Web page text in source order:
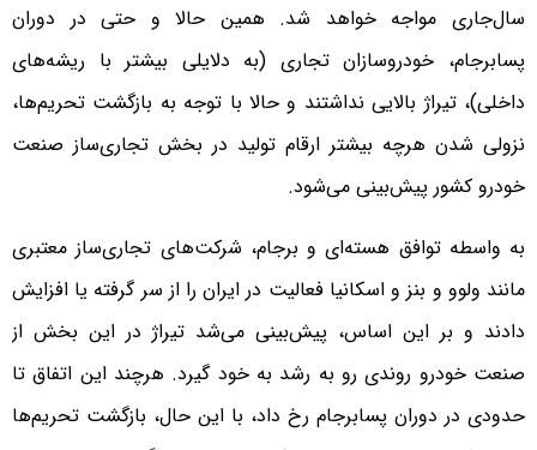
سال‌جاری مواجه خواهد شد. همین حالا و حتی در دوران
پسابرجام، خودروسازان تجاری (به دلایلی بیشتر با ریشه‌های
داخلی)، تیراژ بالایی نداشتند و حالا با توجه به بازگشت تحریم‌ها،
نزولی شدن هرچه بیشتر ارقام تولید در بخش تجاری‌ساز صنعت
خودرو کشور پیش‌بینی می‌شود.
به واسطه توافق هسته‌ای و برجام، شرکت‌های تجاری‌ساز معتبری
مانند ولوو و بنز و اسکانیا فعالیت در ایران را از سر گرفته یا افزایش
دادند و بر این اساس، پیش‌بینی می‌شد تیراژ در این بخش از
صنعت خودرو روندی رو به رشد به خود گیرد. هرچند این اتفاق تا
حدودی در دوران پسابرجام رخ داد، با این حال، بازگشت تحریم‌ها